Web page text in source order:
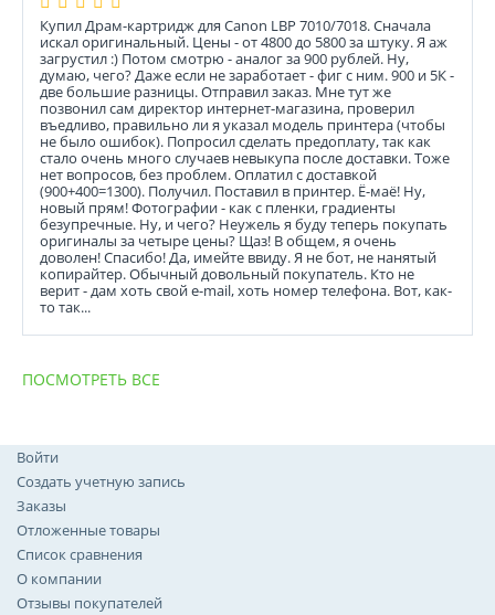
Купил Драм-картридж для Canon LBP 7010/7018. Сначала
искал оригинальный. Цены - от 4800 до 5800 за штуку. Я аж
загрустил :) Потом смотрю - аналог за 900 рублей. Ну,
думаю, чего? Даже если не заработает - фиг с ним. 900 и 5К -
две большие разницы. Отправил заказ. Мне тут же
позвонил сам директор интернет-магазина, проверил
въедливо, правильно ли я указал модель принтера (чтобы
не было ошибок). Попросил сделать предоплату, так как
стало очень много случаев невыкупа после доставки. Тоже
нет вопросов, без проблем. Оплатил с доставкой
(900+400=1300). Получил. Поставил в принтер. Ё-маё! Ну,
новый прям! Фотографии - как с пленки, градиенты
безупречные. Ну, и чего? Неужель я буду теперь покупать
оригиналы за четыре цены? Щаз! В общем, я очень
доволен! Спасибо! Да, имейте ввиду. Я не бот, не нанятый
копирайтер. Обычный довольный покупатель. Кто не
верит - дам хоть свой e-mail, хоть номер телефона. Вот, как-
то так...
ПОСМОТРЕТЬ ВСЕ
Войти
Создать учетную запись
Заказы
Отложенные товары
Список сравнения
О компании
Отзывы покупателей